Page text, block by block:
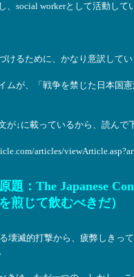
、social workerとして活動し
けるために、かなり意訳して
ムが、「戦争を禁じた日本国
が↓に載っているから、読んで
articles/
：The Japanese
煎じて飲むべきだ）
壊滅的打撃から、疲弊しきっ